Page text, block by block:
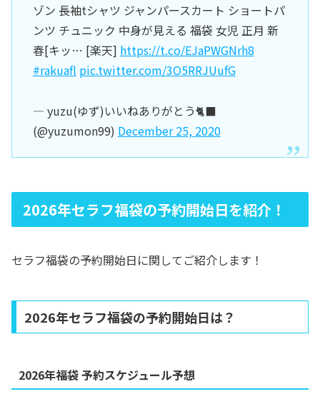
ゾン 長袖tシャツ ジャンパースカート ショートパ
ンツ チュニック 中身が見える 福袋 女児 正月 新
春[キッ… [楽天] https://t.co/EJaPWGNrh8
#rakuafl pic.twitter.com/3O5RRJUufG
— yuzu(ゆず)いいねありがとう🐈‍⬛
(@yuzumon99) December 25, 2020
2026年セラフ福袋の予約開始日を紹介！
セラフ福袋の予約開始日に関してご紹介します！
2026年セラフ福袋の予約開始日は？
2026年福袋 予約スケジュール予想